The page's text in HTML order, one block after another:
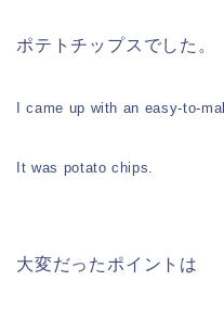
ポテトチップスでした。
I came up with an easy-to-
It was potato chips.
大変だったポイントは